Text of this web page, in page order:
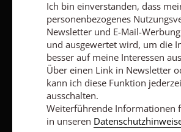
Impressum
Vertrag widerrufen Abo
Ich bin einverstanden, dass
personenbezogenes
Newsletter und E-Mail-
und ausgewertet wird, um die
besser auf meine Interessen
Über einen Link in Newsletter
kann ich diese Funktion
ausschalten.
Weiterführende Informationen
in unseren